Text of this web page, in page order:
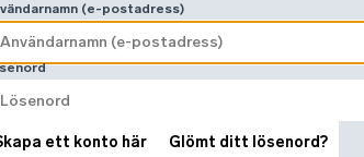
(e-postadress)
ett konto här Glömt ditt lösenord?